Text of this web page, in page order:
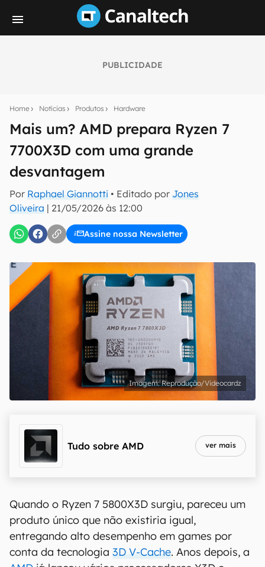
PUBLICIDADE
Home Notícias Produtos Hardware
Mais um? AMD prepara Ryzen 7
7700X3D com uma grande
desvantagem
Por Raphael Giannotti • Editado por Jones
Oliveira | 21/05/2026 às 12:00
Assine nossa Newsletter
notícias e reviews sobre tecnologia em primeira
mão.
E-mail
inscreva-se
Confirmo que li, aceito e concordo com os Termos de
Uso e Política de Privacidade do Canaltech.
Reprodução/Videocardz
Tudo sobre AMD ver mais
Quando o Ryzen 7 5800X3D surgiu, pareceu um
produto único que não existiria igual,
entregando alto desempenho em games por
conta da tecnologia 3D V-Cache. Anos depois, a